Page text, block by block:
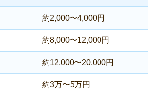
約2,000〜4,000円
約8,000〜12,000円
約12,000〜20,000円
約3万〜5万円